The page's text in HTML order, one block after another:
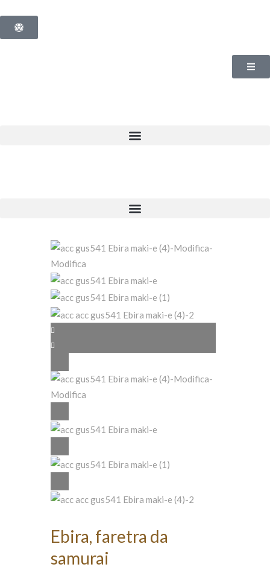
Ebira, faretra da
samurai